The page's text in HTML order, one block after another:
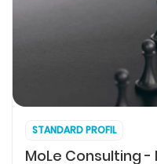
STANDARD PROFIL
MoLe Consulting